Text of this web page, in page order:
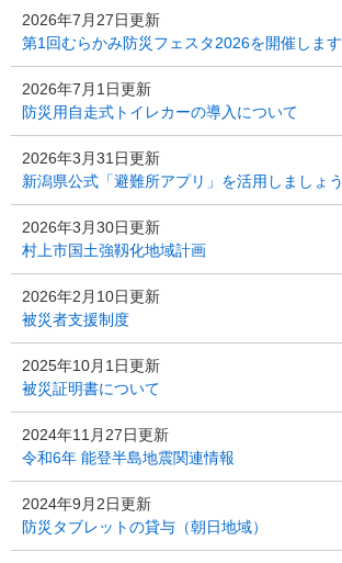
2026年7月27日更新
第1回むらかみ防災フェスタ2026を開催します
2026年7月1日更新
防災用自走式トイレカーの導入について
2026年3月31日更新
新潟県公式「避難所アプリ」を活用しましょう
2026年3月30日更新
村上市国土強靱化地域計画
2026年2月10日更新
被災者支援制度
2025年10月1日更新
被災証明書について
2024年11月27日更新
令和6年 能登半島地震関連情報
2024年9月2日更新
防災タブレットの貸与（朝日地域）